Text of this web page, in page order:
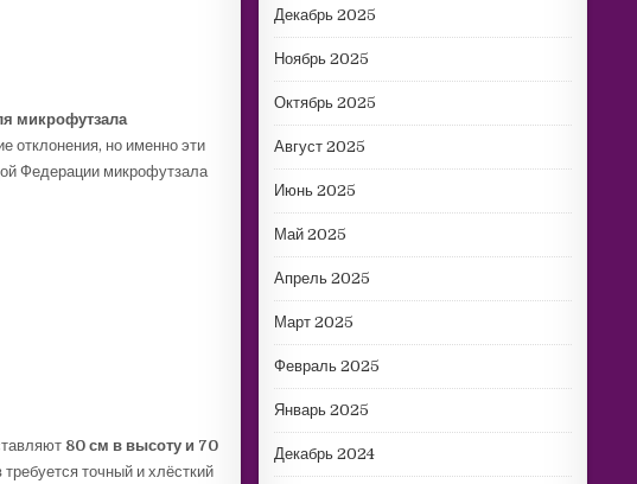
микрофутзала
отклонения, но именно эти
Федерации микрофутзала
80 см в высоту и 70
точный и хлёсткий
Декабрь 2025
Ноябрь 2025
Октябрь 2025
Август 2025
Июнь 2025
Май 2025
Апрель 2025
Март 2025
Февраль 2025
Январь 2025
Декабрь 2024